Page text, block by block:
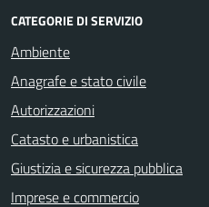
CATEGORIE DI SERVIZIO
Ambiente
Anagrafe e stato civile
Autorizzazioni
Catasto e urbanistica
Giustizia e sicurezza pubblica
Imprese e commercio